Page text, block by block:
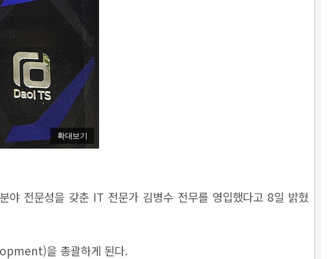
확대보기
야 전문성을 갖춘 IT 전문가 김병수 전무를 영입했다고 8일 밝혔
을 총괄하게 된다.